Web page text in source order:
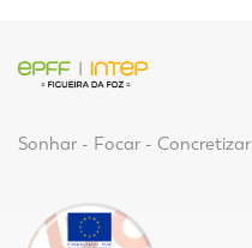
Sonhar - Focar - Concretizar